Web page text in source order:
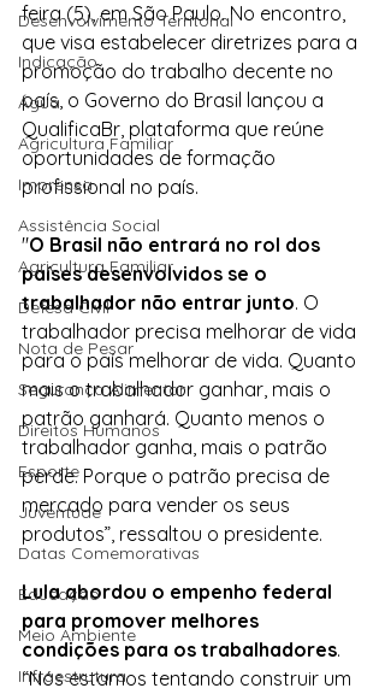
Desenvolvimento Territorial
Indicação
Água
Agricultura Familiar
Imprensa
Assistência Social
Agricultura Familiar
Defesa Civil
Nota de Pesar
Segurança Alimentar
Direitos Humanos
Esporte
Juventude
Datas Comemorativas
Educação
Meio Ambiente
Infraestrutura
feira (5), em São Paulo. No encontro,
que visa estabelecer diretrizes para a
promoção do trabalho decente no
país, o Governo do Brasil lançou a
QualificaBr, plataforma que reúne
oportunidades de formação
profissional no país.
"O Brasil não entrará no rol dos
países desenvolvidos se o
trabalhador não entrar junto. O
trabalhador precisa melhorar de vida
para o país melhorar de vida. Quanto
mais o trabalhador ganhar, mais o
patrão ganhará. Quanto menos o
trabalhador ganha, mais o patrão
perde. Porque o patrão precisa de
mercado para vender os seus
produtos”, ressaltou o presidente.
Lula abordou o empenho federal
para promover melhores
condições para os trabalhadores.
“Nós estamos tentando construir um